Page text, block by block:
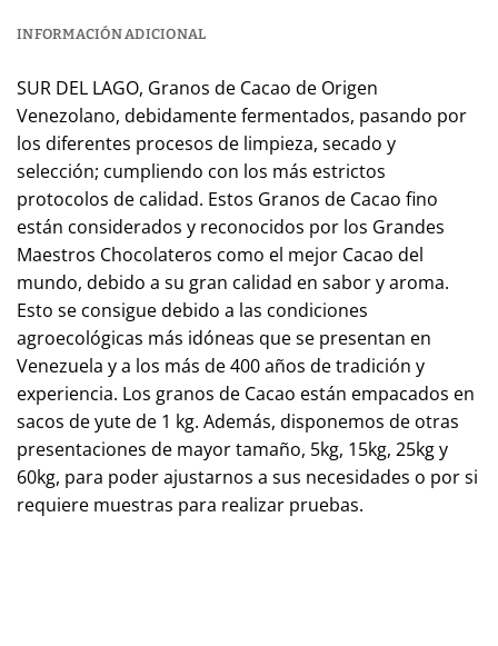
INFORMACIÓN ADICIONAL
SUR DEL LAGO, Granos de Cacao de Origen
Venezolano, debidamente fermentados, pasando por
los diferentes procesos de limpieza, secado y
selección; cumpliendo con los más estrictos
protocolos de calidad. Estos Granos de Cacao fino
están considerados y reconocidos por los Grandes
Maestros Chocolateros como el mejor Cacao del
mundo, debido a su gran calidad en sabor y aroma.
Esto se consigue debido a las condiciones
agroecológicas más idóneas que se presentan en
Venezuela y a los más de 400 años de tradición y
experiencia. Los granos de Cacao están empacados en
sacos de yute de 1 kg. Además, disponemos de otras
presentaciones de mayor tamaño, 5kg, 15kg, 25kg y
60kg, para poder ajustarnos a sus necesidades o por si
requiere muestras para realizar pruebas.